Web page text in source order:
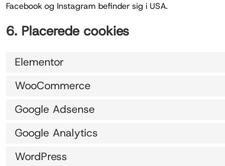
Facebook og Instagram befinder sig i USA.
6. Placerede cookies
Elementor
WooCommerce
Google Adsense
Google Analytics
WordPress